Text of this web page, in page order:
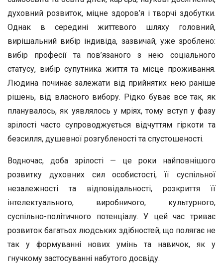
духовний розвиток, міцне здоров’я і творчі здобутки.
Однак в середині життєвого шляху головний,
вирішальний вибір індивіда, зазвичай, уже зроблено:
вибір професії та пов’язаного з нею соціального
статусу, вибір супутника життя та місце проживання.
Людина починає залежати від прийнятих нею раніше
рішень, від власного вибору. Рідко буває все так, як
планувалось, як уявлялось у мріях, тому вступ у фазу
зрілості часто супроводжується відчуттям гіркоти та
безсилля, душевної розгубленості та спустошеності.
Водночас, доба зрілості — це роки найповнішого
розвитку духовних сил особистості, її суспільної
незалежності та відповідальності, розкриття її
інтелектуального, виробничого, культурного,
суспільно-політичного потенціалу. У цей час триває
розвиток багатьох людських здібностей, що полягає не
так у формуванні нових умінь та навичок, як у
гнучкому застосуванні набутого досвіду.